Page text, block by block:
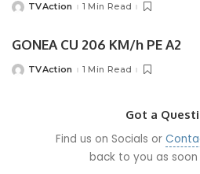
PostedTVAction 1 Min Read
GONEA CU 206 KM/h PE A2
PostedTVAction 1 Min Read
Got a
Find us on Socials or
back to you as soon